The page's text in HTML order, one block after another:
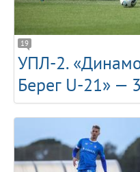
19
УПЛ-2.
Берег U-21» —